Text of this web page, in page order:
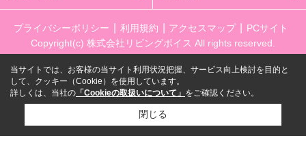
プライバシーポリシー 利用規約 アクセスマップ
PCサイト
Copyright(c) 株式会社リビングボイス All rights reserved.
当サイトでは、お客様の当サイト利用状況把握、サービス向上検討を目的と
して、クッキー（Cookie）を使用しています。
詳しくは、当社の 「Cookieの取扱いについて」 をご確認ください。
閉じる